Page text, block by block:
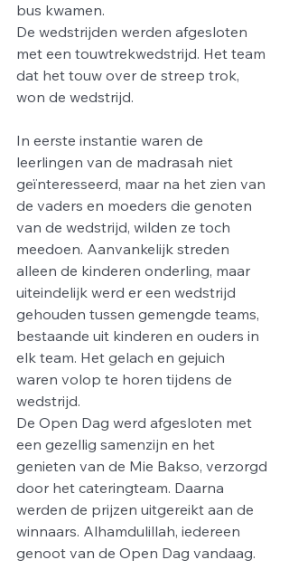
bus kwamen.
De wedstrijden werden afgesloten
met een touwtrekwedstrijd. Het team
dat het touw over de streep trok,
won de wedstrijd.
In eerste instantie waren de
leerlingen van de madrasah niet
geïnteresseerd, maar na het zien van
de vaders en moeders die genoten
van de wedstrijd, wilden ze toch
meedoen. Aanvankelijk streden
alleen de kinderen onderling, maar
uiteindelijk werd er een wedstrijd
gehouden tussen gemengde teams,
bestaande uit kinderen en ouders in
elk team. Het gelach en gejuich
waren volop te horen tijdens de
wedstrijd.
De Open Dag werd afgesloten met
een gezellig samenzijn en het
genieten van de Mie Bakso, verzorgd
door het cateringteam. Daarna
werden de prijzen uitgereikt aan de
winnaars. Alhamdulillah, iedereen
genoot van de Open Dag vandaag.